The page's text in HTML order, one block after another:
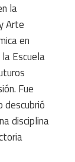
la
Arte
en
Escuela
Fue
descubrió
disciplina